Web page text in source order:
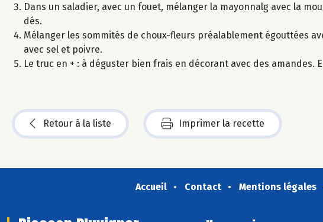
Dans un saladier, avec un fouet, mélanger la mayonnalg avec la
dés.
Mélanger les sommités de choux-fleurs préalablement égouttées
avec sel et poivre.
Le truc en + : à déguster bien frais en décorant avec des
Retour à la liste Imprimer la recette
Accueil Contact Mentions légales